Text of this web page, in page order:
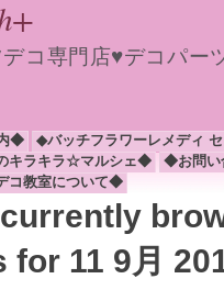
コ専門店♥デコパ
◆
◆バッチフラワーレメディ
キラキラ☆マルシェ◆
◆お問
コ教室について◆
for 11 9月